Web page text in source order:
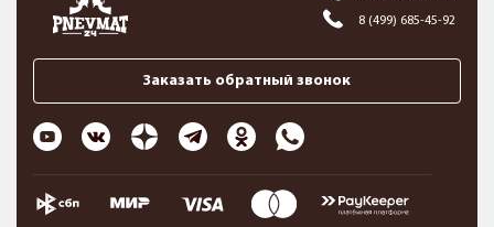
8 (499) 685-45-92
Заказать обратный звонок